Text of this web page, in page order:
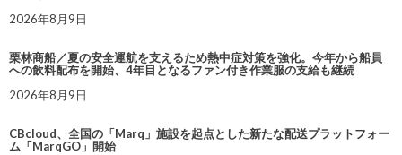
2026年8月9日
栗林商船／夏の安全運航を支えるため熱中症対策を強化。今年から船員
への飲料配布を開始、4年目となるファン付き作業服の支給も継続
2026年8月9日
CBcloud、全国の「Marq」施設を起点とした新たな配送プラットフォー
ム「MarqGO」開始